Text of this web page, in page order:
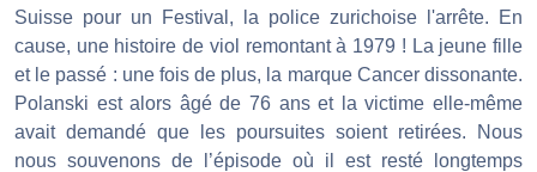
Suisse pour un Festival, la police zurichoise l'arrête. En
cause, une histoire de viol remontant à 1979 ! La jeune fille
et le passé : une fois de plus, la marque Cancer dissonante.
Polanski est alors âgé de 76 ans et la victime elle-même
avait demandé que les poursuites soient retirées. Nous
nous souvenons de l’épisode où il est resté longtemps